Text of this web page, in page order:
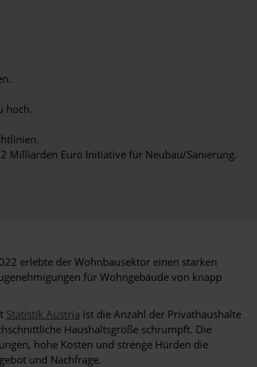
hoch.
Milliarden Euro Initiative für Neubau/Sanierung.
erlebte der Wohnbausektor einen starken
für Wohngebäude von knapp
Statistik Austria ist die Anzahl der Privathaushalte
Haushaltsgröße schrumpft. Die
hohe Kosten und strenge Hürden die
und Nachfrage.